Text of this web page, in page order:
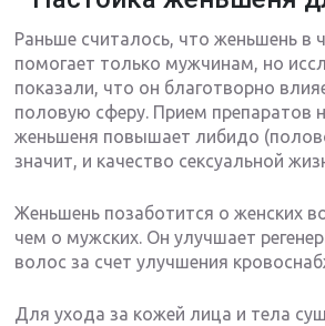
Раньше считалось, что женьшень в
помогает только мужчинам, но
показали, что он благотворно
половую сферу. Прием препаратов
женьшеня повышает либидо
значит, и качество сексуальной
Женьшень позаботится о женских
чем о мужских. Он улучшает
волос за счет улучшения
Для ухода за кожей лица и тела